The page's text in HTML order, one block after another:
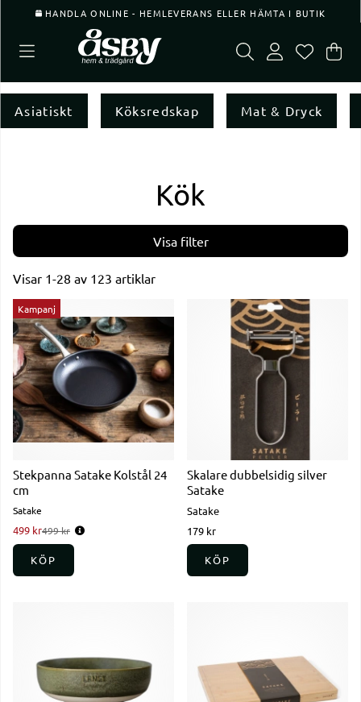
HANDLA ONLINE - HEMLEVERANS ELLER HÄMTA I BUTIK
.
Asiatiskt Köksredskap Mat & Dryck
Kök
Filtrera
Visar 1-28 av 123 artiklar
Produkter
Kampanj
Stekpanna Satake Kolstål 24
cm
Satake
499 kr
Ordinarie pris:
499 kr
KÖP
Skalare dubbelsidig silver
Satake
Satake
179 kr
KÖP